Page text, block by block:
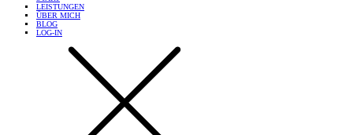
LEISTUNGEN
ÜBER MICH
BLOG
LOG-IN